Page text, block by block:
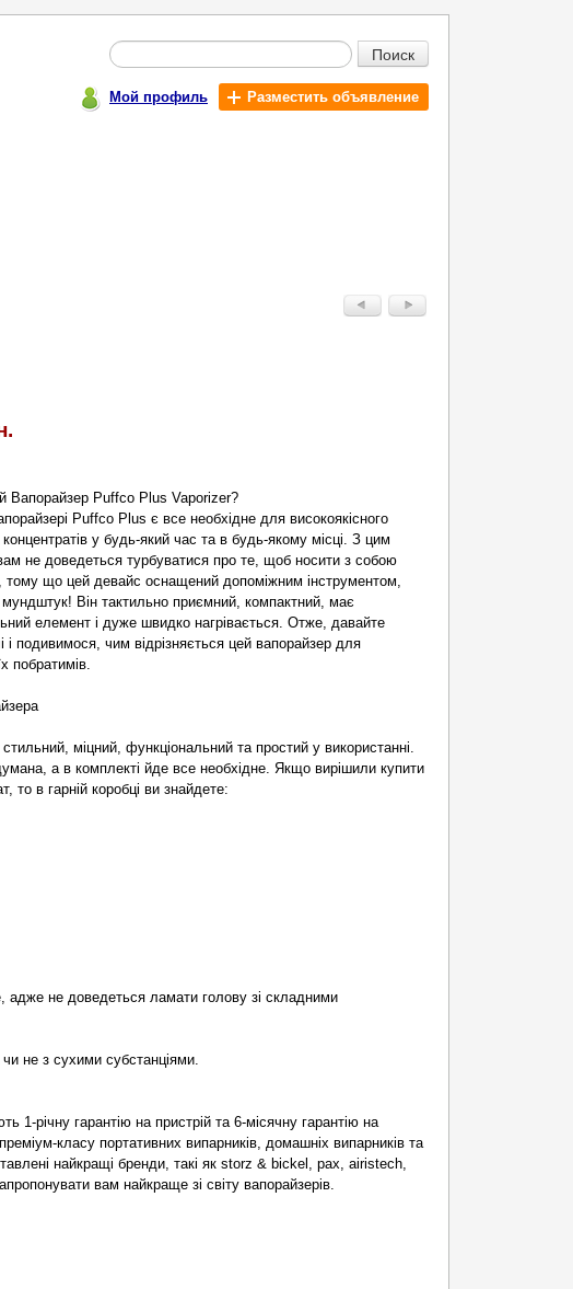
Поиск
Мой профиль Разместить объявление
Вапорайзер Puffco Plus Vaporizer?
Puffco Plus є все необхідне для високоякісного
у будь-який час та в будь-якому місці. З цим
не доведеться турбуватися про те, щоб носити з собою
тому що цей девайс оснащений допоміжним інструментом,
Він тактильно приємний, компактний, має
елемент і дуже швидко нагрівається. Отже, давайте
і подивимося, чим відрізняється цей вапорайзер для
побратимів.
міцний, функціональний та простий у використанні.
а в комплекті йде все необхідне. Якщо вирішили купити
то в гарній коробці ви знайдете:
не доведеться ламати голову зі складними
не з сухими субстанціями.
річну гарантію на пристрій та 6-місячну гарантію на
класу портативних випарників, домашніх випарників та
найкращі бренди, такі як storz & bickel, pax, airistech,
вам найкраще зі світу вапорайзерів.